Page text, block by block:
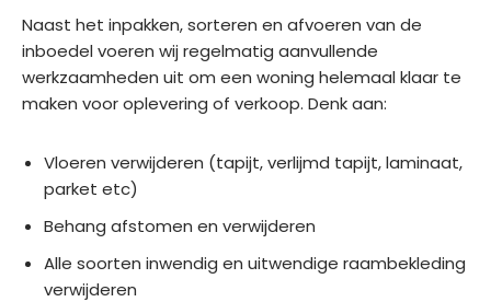
Naast het inpakken, sorteren en afvoeren van de
inboedel voeren wij regelmatig aanvullende
werkzaamheden uit om een woning helemaal klaar te
maken voor oplevering of verkoop. Denk aan:
Vloeren verwijderen (tapijt, verlijmd tapijt, laminaat,
parket etc)
Behang afstomen en verwijderen
Alle soorten inwendig en uitwendige raambekleding
verwijderen